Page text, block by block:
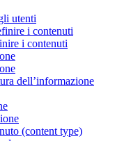
utenti
i contenuti
i contenuti
dell’informazione
(content type)